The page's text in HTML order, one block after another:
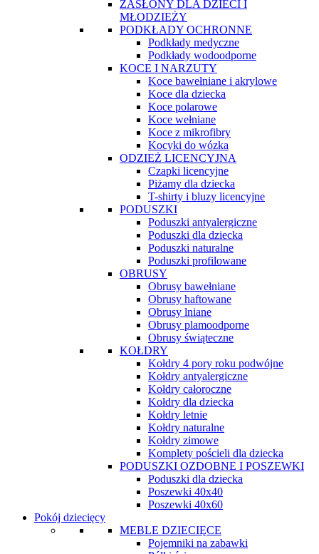
ZASŁONY DLA DZIECI I
MŁODZIEŻY
PODKŁADY OCHRONNE
Podkłady medyczne
Podkłady wodoodporne
KOCE I NARZUTY
Koce bawełniane i akrylowe
Koce dla dziecka
Koce polarowe
Koce wełniane
Koce z mikrofibry
Kocyki do wózka
ODZIEŻ LICENCYJNA
Czapki licencyjne
Piżamy dla dziecka
T-shirty i bluzy licencyjne
PODUSZKI
Poduszki antyalergiczne
Poduszki dla dziecka
Poduszki naturalne
Poduszki profilowane
OBRUSY
Obrusy bawełniane
Obrusy haftowane
Obrusy lniane
Obrusy plamoodporne
Obrusy świąteczne
KOŁDRY
Kołdry 4 pory roku podwójne
Kołdry antyalergiczne
Kołdry całoroczne
Kołdry dla dziecka
Kołdry letnie
Kołdry naturalne
Kołdry zimowe
Komplety pościeli dla dziecka
PODUSZKI OZDOBNE I POSZEWKI
Poduszki dla dziecka
Poszewki 40x40
Poszewki 40x60
Pokój dziecięcy
MEBLE DZIECIĘCE
Pojemniki na zabawki